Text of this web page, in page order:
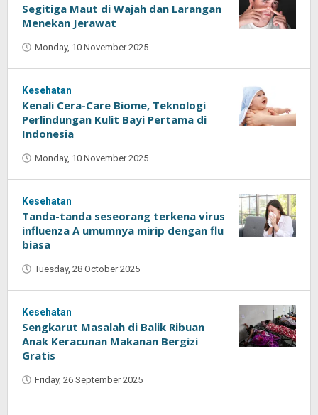
Segitiga Maut di Wajah dan Larangan
Menekan Jerawat
Monday, 10 November 2025
Kesehatan
Kenali Cera-Care Biome, Teknologi
Perlindungan Kulit Bayi Pertama di
Indonesia
Monday, 10 November 2025
Kesehatan
Tanda-tanda seseorang terkena virus
influenza A umumnya mirip dengan flu
biasa
Tuesday, 28 October 2025
Kesehatan
Sengkarut Masalah di Balik Ribuan
Anak Keracunan Makanan Bergizi
Gratis
Friday, 26 September 2025